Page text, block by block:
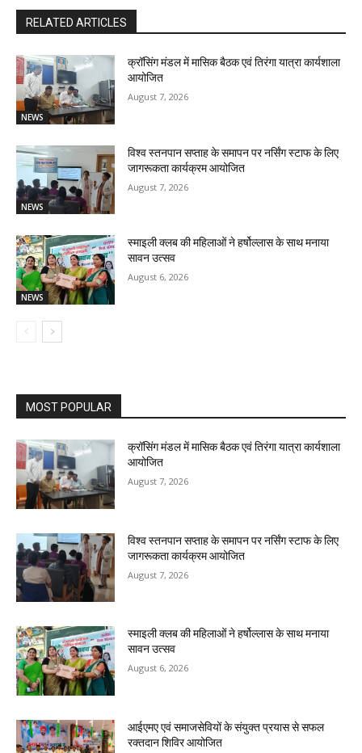
RELATED ARTICLES
NEWS
क्रॉसिंग मंडल में मासिक बैठक एवं तिरंगा यात्रा कार्यशाला
आयोजित
August 7, 2026
NEWS
विश्व स्तनपान सप्ताह के समापन पर नर्सिंग स्टाफ के लिए
जागरूकता कार्यक्रम आयोजित
August 7, 2026
NEWS
स्माइली क्लब की महिलाओं ने हर्षोल्लास के साथ मनाया
सावन उत्सव
August 6, 2026
MOST POPULAR
क्रॉसिंग मंडल में मासिक बैठक एवं तिरंगा यात्रा कार्यशाला
आयोजित
August 7, 2026
विश्व स्तनपान सप्ताह के समापन पर नर्सिंग स्टाफ के लिए
जागरूकता कार्यक्रम आयोजित
August 7, 2026
स्माइली क्लब की महिलाओं ने हर्षोल्लास के साथ मनाया
सावन उत्सव
August 6, 2026
आईएमए एवं समाजसेवियों के संयुक्त प्रयास से सफल
रक्तदान शिविर आयोजित